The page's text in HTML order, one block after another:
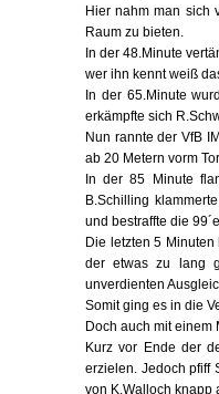
Hier nahm man sich
Raum zu bieten.
In der 48.Minute
wer ihn kennt weiß
In der 65.Minute
erkämpfte sich
Nun rannte der VfB
ab 20 Metern vorm
In der 85 Minute
B.Schilling
und bestraffte die
Die letzten 5
der etwas zu lang
unverdienten
Somit ging es in die
Doch auch mit
Kurz vor Ende der
erzielen. Jedoch pfiff
von K.Walloch knapp